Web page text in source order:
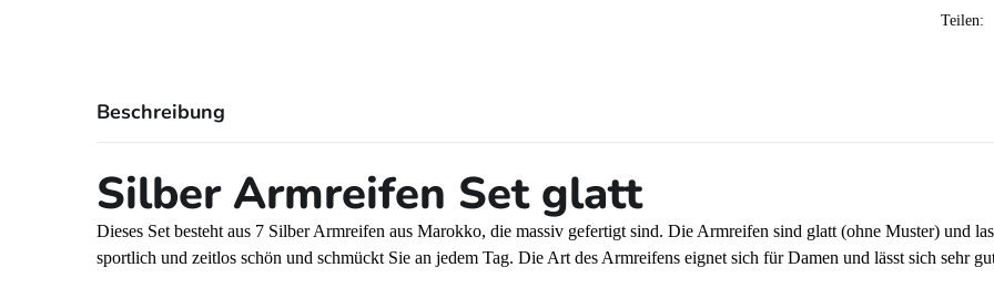
Teilen:
Beschreibung
Silber Armreifen Set glatt
Dieses Set besteht aus 7 Silber Armreifen aus Marokko, die massiv gefertigt sind. Die Armreifen sind glatt (ohne Muster) und
sportlich und zeitlos schön und schmückt Sie an jedem Tag. Die Art des Armreifens eignet sich für Damen und lässt sich sehr